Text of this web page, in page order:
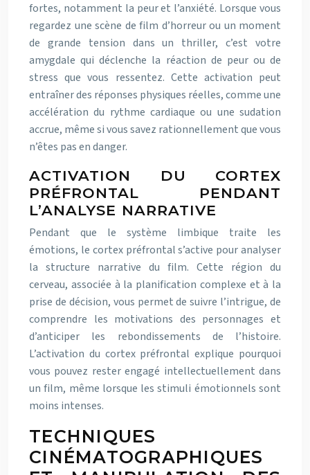
fortes, notamment la peur et l’anxiété. Lorsque vous
regardez une scène de film d’horreur ou un moment
de grande tension dans un thriller, c’est votre
amygdale qui déclenche la réaction de peur ou de
stress que vous ressentez. Cette activation peut
entraîner des réponses physiques réelles, comme une
accélération du rythme cardiaque ou une sudation
accrue, même si vous savez rationnellement que vous
n’êtes pas en danger.
ACTIVATION DU CORTEX
PRÉFRONTAL PENDANT
L’ANALYSE NARRATIVE
Pendant que le système limbique traite les
émotions, le cortex préfrontal s’active pour analyser
la structure narrative du film. Cette région du
cerveau, associée à la planification complexe et à la
prise de décision, vous permet de suivre l’intrigue, de
comprendre les motivations des personnages et
d’anticiper les rebondissements de l’histoire.
L’activation du cortex préfrontal explique pourquoi
vous pouvez rester engagé intellectuellement dans
un film, même lorsque les stimuli émotionnels sont
moins intenses.
TECHNIQUES
CINÉMATOGRAPHIQUES